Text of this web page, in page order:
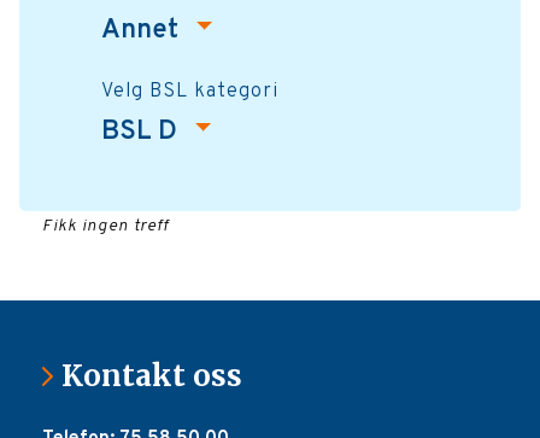
Annet
Velg BSL kategori
BSL D
Fikk ingen treff
Kontakt oss